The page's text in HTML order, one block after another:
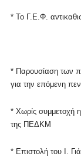
* Το Γ.Ε.Φ.
* Παρουσίαση των
για την επόμενη
* Χωρίς συμμετοχή η
της ΠΕΔΚΜ
* Επιστολή του Ι.